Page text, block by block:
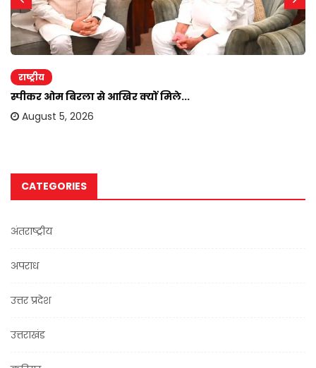
राष्ट्रीय
स्पीकर ओम बिरला से आखिर क्यों मिले...
August 5, 2026
CATEGORIES
अंतराष्ट्रीय
अपराध
उत्तर प्रदेश
उत्तराखंड